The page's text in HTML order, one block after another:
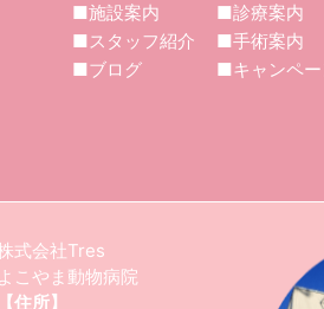
■施設案内
■スタッフ紹介
■ブログ
■診療案内
■手術案内
■キャンペー
式会社Tres
よこやま動物病院
【住所】